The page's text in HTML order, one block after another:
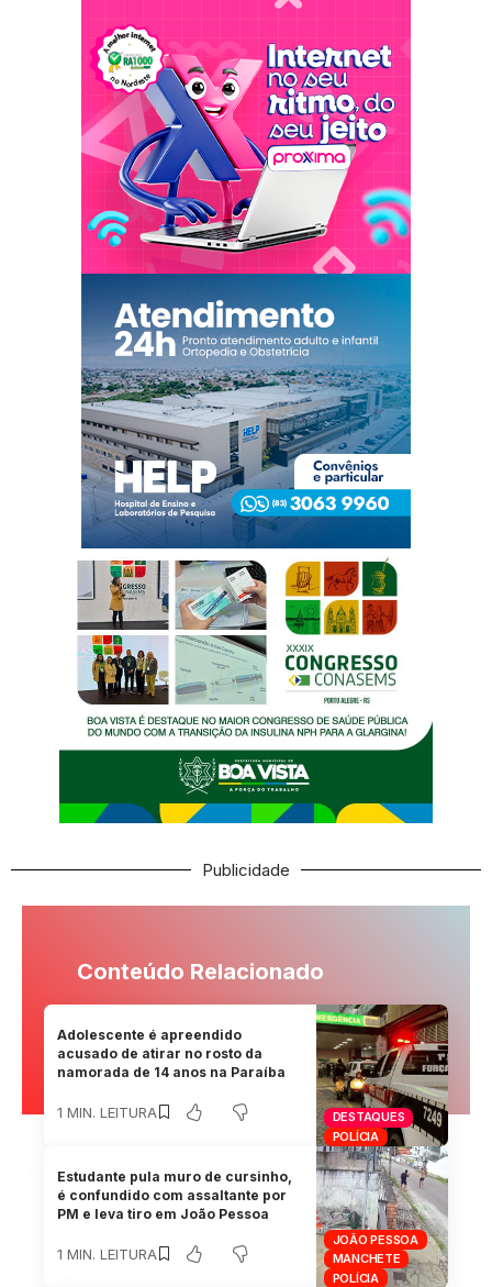
Publicidade
Conteúdo Relacionado
DESTAQUES
POLÍCIA
Adolescente é apreendido
acusado de atirar no rosto da
namorada de 14 anos na Paraíba
1 MIN. LEITURA
JOÃO PESSOA
MANCHETE
POLÍCIA
Estudante pula muro de cursinho,
é confundido com assaltante por
PM e leva tiro em João Pessoa
1 MIN. LEITURA